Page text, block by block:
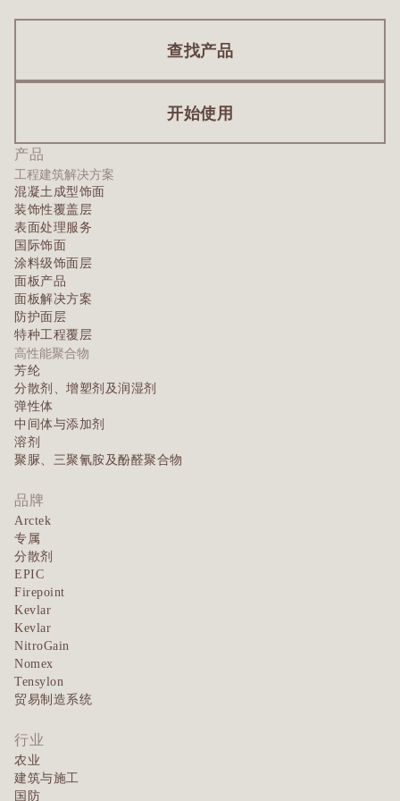
产品
工程建筑解决方案
混凝土成型饰面
装饰性覆盖层
表面处理服务
国际饰面
涂料级饰面层
面板产品
面板解决方案
防护面层
特种工程覆层
高性能聚合物
芳纶
分散剂、增塑剂及润湿剂
弹性体
中间体与添加剂
溶剂
聚脲、三聚氰胺及酚醛聚合物
品牌
Arctek
专属
分散剂
EPIC
Firepoint
Kevlar
Kevlar
NitroGain
Nomex
Tensylon
贸易制造系统
行业
农业
建筑与施工
国防
查找产品
开始使用